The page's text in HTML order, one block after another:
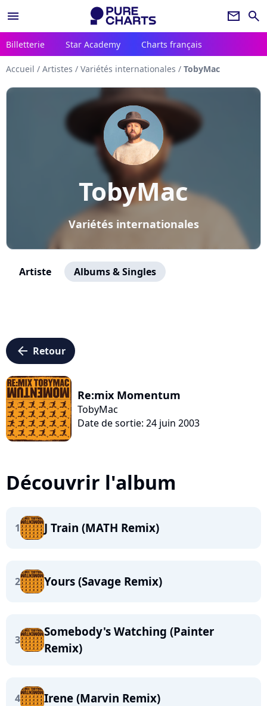
menu newsletter search
Billetterie Star Academy Charts français
Accueil / Artistes / Variétés internationales / TobyMac
TobyMac
Variétés internationales
Artiste Albums & Singles
arrow_left Retour
Re:mix Momentum
TobyMac
Date de sortie: 24 juin 2003
Découvrir l'album
1 J Train (MATH Remix)
2 Yours (Savage Remix)
3
Somebody's Watching (Painter
Remix)
4 Irene (Marvin Remix)